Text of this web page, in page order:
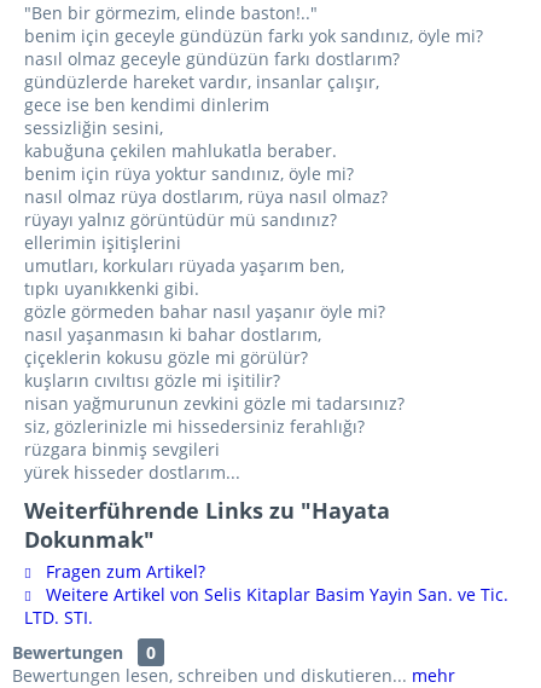
"Ben bir görmezim, elinde baston!.."
benim için geceyle gündüzün farkı yok sandınız, öyle mi?
nasıl olmaz geceyle gündüzün farkı dostlarım?
gündüzlerde hareket vardır, insanlar çalışır,
gece ise ben kendimi dinlerim
sessizliğin sesini,
kabuğuna çekilen mahlukatla beraber.
benim için rüya yoktur sandınız, öyle mi?
nasıl olmaz rüya dostlarım, rüya nasıl olmaz?
rüyayı yalnız görüntüdür mü sandınız?
ellerimin işitişlerini
umutları, korkuları rüyada yaşarım ben,
tıpkı uyanıkkenki gibi.
gözle görmeden bahar nasıl yaşanır öyle mi?
nasıl yaşanmasın ki bahar dostlarım,
çiçeklerin kokusu gözle mi görülür?
kuşların cıvıltısı gözle mi işitilir?
nisan yağmurunun zevkini gözle mi tadarsınız?
siz, gözlerinizle mi hissedersiniz ferahlığı?
rüzgara binmiş sevgileri
yürek hisseder dostlarım...
Weiterführende Links zu "Hayata
Dokunmak"
Fragen zum Artikel?
Weitere Artikel von Selis Kitaplar Basim Yayin San. ve Tic.
LTD. STI.
Bewertungen
0
Bewertungen lesen, schreiben und diskutieren... mehr